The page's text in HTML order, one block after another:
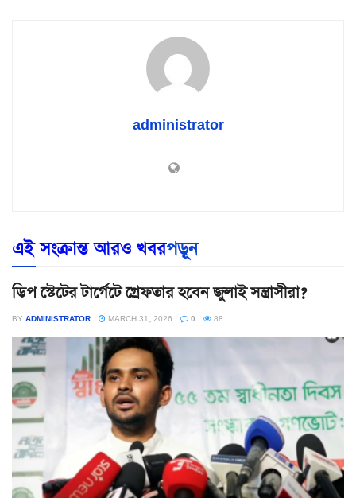
administrator
এই সংক্রান্ত আরও খবরপড়ূন
ডিপ স্টেটের টার্গেটে গ্রেফতার হবেন জুলাই সন্ত্রাসীরা?
BY ADMINISTRATOR MARCH 31, 2026 0 88